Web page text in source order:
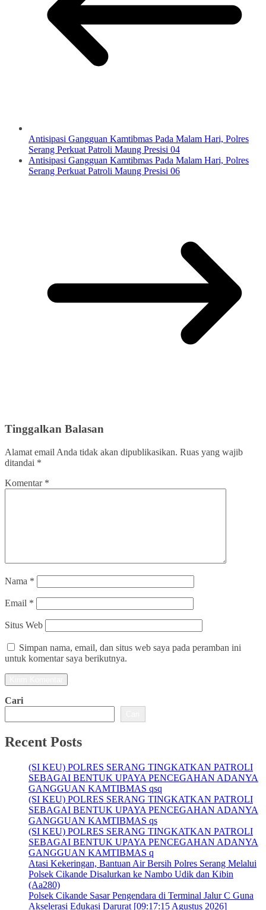
Antisipasi Gangguan Kamtibmas Pada Malam Hari, Polres
Serang Perkuat Patroli Maung Presisi 04
Antisipasi Gangguan Kamtibmas Pada Malam Hari, Polres
Serang Perkuat Patroli Maung Presisi 06
Tinggalkan Balasan
Alamat email Anda tidak akan dipublikasikan. Ruas yang wajib
ditandai *
Komentar *
Nama *
Email *
Situs Web
Simpan nama, email, dan situs web saya pada peramban ini
untuk komentar saya berikutnya.
Cari
Recent Posts
(SI KEU) POLRES SERANG TINGKATKAN PATROLI
SEBAGAI BENTUK UPAYA PENCEGAHAN ADANYA
GANGGUAN KAMTIBMAS qsq
(SI KEU) POLRES SERANG TINGKATKAN PATROLI
SEBAGAI BENTUK UPAYA PENCEGAHAN ADANYA
GANGGUAN KAMTIBMAS qs
(SI KEU) POLRES SERANG TINGKATKAN PATROLI
SEBAGAI BENTUK UPAYA PENCEGAHAN ADANYA
GANGGUAN KAMTIBMAS q
Atasi Kekeringan, Bantuan Air Bersih Polres Serang Melalui
Polsek Cikande Disalurkan ke Nambo Udik dan Kibin
(Aa280)
Polsek Cikande Sasar Pengendara di Terminal Jalur C Guna
Akselerasi Edukasi Darurat [09:17:15 Agustus 2026]